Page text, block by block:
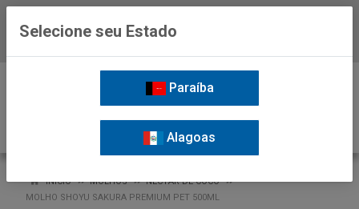
INÍCIO MOLHOS
NECTAR DE COCO
MOLHO SHOYU SAKURA PREMIUM PET 500ML
Selecione seu Estado
Paraíba
Alagoas